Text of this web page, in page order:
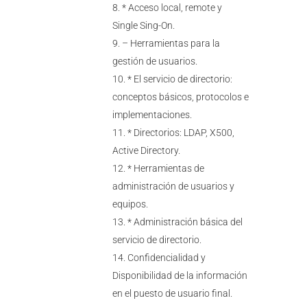
* Acceso local, remote y
Single Sing-On.
– Herramientas para la
gestión de usuarios.
* El servicio de directorio:
conceptos básicos, protocolos e
implementaciones.
* Directorios: LDAP, X500,
Active Directory.
* Herramientas de
administración de usuarios y
equipos.
* Administración básica del
servicio de directorio.
Confidencialidad y
Disponibilidad de la información
en el puesto de usuario final.